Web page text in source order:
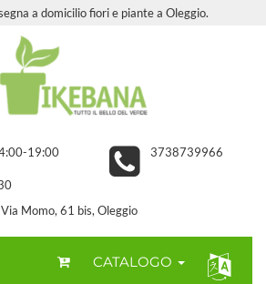
a domicilio fiori e piante a Oleggio.
19:00
3738739966
Via Momo, 61 bis, Oleggio
CATALOGO